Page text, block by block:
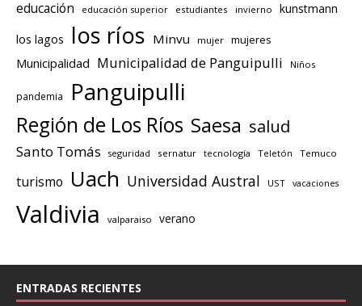
educación educación superior estudiantes invierno kunstmann
los lagos los ríos Minvu mujer mujeres
Municipalidad Municipalidad de Panguipulli Niños
pandemia Panguipulli
Región de Los Ríos Saesa salud
Santo Tomás seguridad sernatur tecnología Teletón Temuco
turismo Uach Universidad Austral UST vacaciones
Valdivia valparaiso verano
ENTRADAS RECIENTES